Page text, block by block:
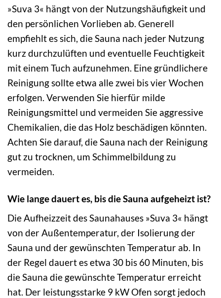
»Suva 3« hängt von der Nutzungshäufigkeit und
den persönlichen Vorlieben ab. Generell
empfiehlt es sich, die Sauna nach jeder Nutzung
kurz durchzulüften und eventuelle Feuchtigkeit
mit einem Tuch aufzunehmen. Eine gründlichere
Reinigung sollte etwa alle zwei bis vier Wochen
erfolgen. Verwenden Sie hierfür milde
Reinigungsmittel und vermeiden Sie aggressive
Chemikalien, die das Holz beschädigen könnten.
Achten Sie darauf, die Sauna nach der Reinigung
gut zu trocknen, um Schimmelbildung zu
vermeiden.
Wie lange dauert es, bis die Sauna aufgeheizt ist?
Die Aufheizzeit des Saunahauses »Suva 3« hängt
von der Außentemperatur, der Isolierung der
Sauna und der gewünschten Temperatur ab. In
der Regel dauert es etwa 30 bis 60 Minuten, bis
die Sauna die gewünschte Temperatur erreicht
hat. Der leistungsstarke 9 kW Ofen sorgt jedoch